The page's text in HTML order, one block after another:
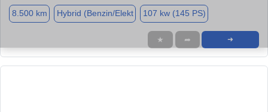
8.500 km Hybrid (Benzin/Elekt 107 kw (145 PS)
★ ➦ ➜